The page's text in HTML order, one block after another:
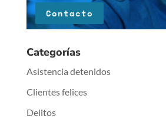
Contacto
Categorías
Asistencia detenidos
Clientes felices
Delitos